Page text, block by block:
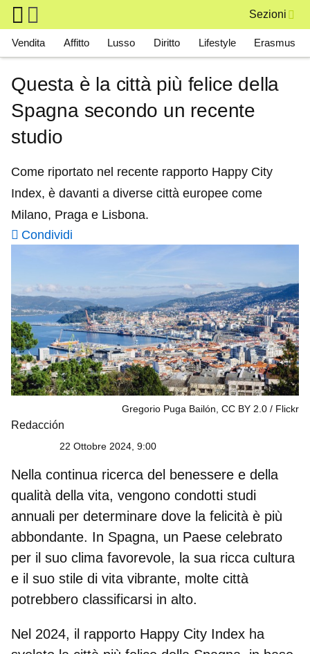
Skip to main content
Sezioni
Main navigation
Vendita Affitto Lusso Diritto Lifestyle Erasmus
Questa è la città più felice della
Spagna secondo un recente
studio
Come riportato nel recente rapporto Happy City
Index, è davanti a diverse città europee come
Milano, Praga e Lisbona.
Condividi
Gregorio Puga Bailón, CC BY 2.0 Flickr
Redacción
22 Ottobre 2024, 9:00
Nella continua ricerca del benessere e della
qualità della vita, vengono condotti studi
annuali per determinare dove la felicità è più
abbondante. In Spagna, un Paese celebrato
per il suo clima favorevole, la sua ricca cultura
e il suo stile di vita vibrante, molte città
potrebbero classificarsi in alto.
Nel 2024, il rapporto Happy City Index ha